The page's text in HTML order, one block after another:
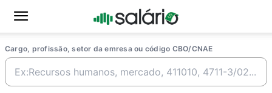
Cargo, profissão, setor da emresa ou código CBO/CNAE